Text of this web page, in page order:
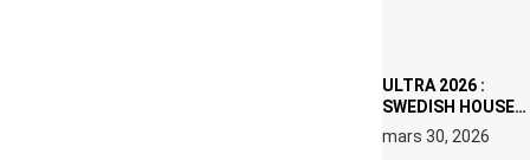
ULTRA 2026 :
SWEDISH HOUSE
MAFIA RETROUVE
ERIC PRYDZ DANS
mars 30, 2026